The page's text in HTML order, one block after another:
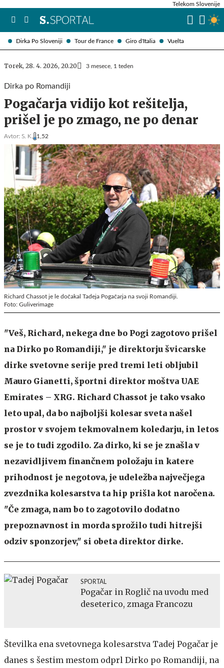
Dirka Po Sloveniji Tour de France Giro d'Italia Vuelta
Telekom Slovenije
Torek, 28. 4. 2026, 20.20 3 mesece, 1 teden
Dirka po Romandiji
Pogačarja vidijo kot rešitelja,
prišel je po zmago, ne po denar
Avtor: S. K. 1,52
Richard Chassot je le dočakal Tadeja Pogačarja na svoji Romandiji.
Foto: Guliverimage
"Veš, Richard, nekega dne bo Pogi zagotovo prišel
na Dirko po Romandiji," je direktorju švicarske
dirke svetovne serije pred tremi leti obljubil
Mauro Gianetti, športni direktor moštva UAE
Emirates – XRG. Richard Chassot je tako vsako
leto upal, da bo najboljši kolesar sveta našel
prostor v svojem tekmovalnem koledarju, in letos
se je to tudi zgodilo. Za dirko, ki se je znašla v
nezavidljivem finančnem položaju in katere
prihodnost je negotova, je udeležba največjega
zvezdnika kolesarstva ta hip prišla kot naročena.
"Če zmaga, nam bo to zagotovilo dodatno
prepoznavnost in morda sprožilo tudi hitrejši
odziv sponzorjev," si obeta direktor dirke.
SPORTAL
Pogačar in Roglič na uvodu med
deseterico, zmaga Francozu
Številka ena svetovnega kolesarstva Tadej Pogačar je
danes s šestim mestom odprl Dirko po Romandiji, na